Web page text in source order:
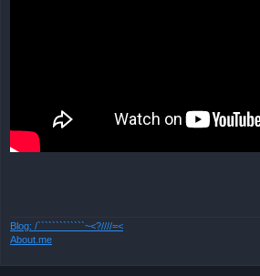
Blog: /`````````````~<?////=<
About.me